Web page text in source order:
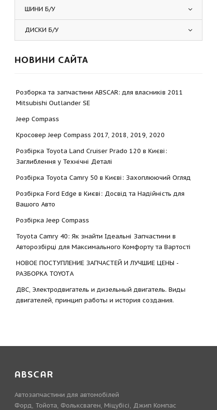
ШИНИ Б/У
ДИСКИ Б/У
НОВИНИ САЙТА
Розборка та запчастини ABSCAR: для власників 2011
Mitsubishi Outlander SE
Jeep Compass
Кросовер Jeep Compass 2017, 2018, 2019, 2020
Розбірка Toyota Land Cruiser Prado 120 в Києві:
Заглиблення у Технічні Деталі
Розбірка Toyota Camry 50 в Києві: Захоплюючий Огляд
Розбірка Ford Edge в Києві: Досвід та Надійність для
Вашого Авто
Розбірка Jeep Compass
Toyota Camry 40: Як знайти Ідеальні Запчастини в
Авторозбірці для Максимального Комфорту та Вартості
НОВОЕ ПОСТУПЛЕНИЕ ЗАПЧАСТЕЙ И ЛУЧШИЕ ЦЕНЫ -
РАЗБОРКА TOYOTА
ДВС, Электродвигатель и дизельный двигатель. Виды
двигателей, принцип работы и история создания.
ABSCAR
Автозапчастини для автомобілей
Форд, Тойота, Фольксваген, Міцубісі, Джип Компас